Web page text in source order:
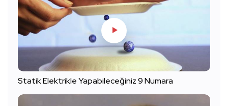
Statik Elektrikle Yapabileceğiniz 9 Numara